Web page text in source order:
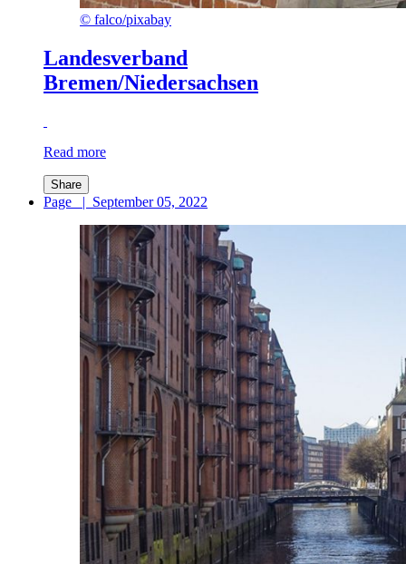
© falco/pixabay
Landesverband
Bremen/Niedersachsen
Read more
Share
Page | September 05, 2022